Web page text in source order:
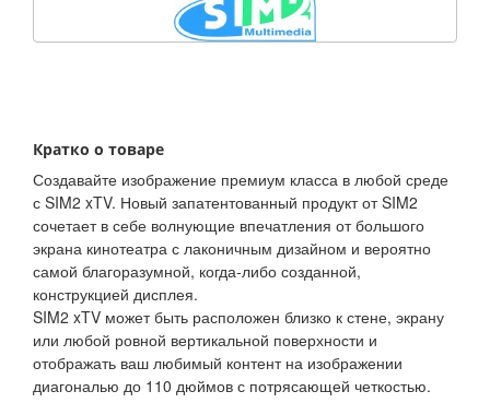
Кратко о товаре
Создавайте изображение премиум класса в любой среде
с SIM2 xTV. Новый запатентованный продукт от SIM2
сочетает в себе волнующие впечатления от большого
экрана кинотеатра с лаконичным дизайном и вероятно
самой благоразумной, когда-либо созданной,
конструкцией дисплея.
SIM2 xTV может быть расположен близко к стене, экрану
или любой ровной вертикальной поверхности и
отображать ваш любимый контент на изображении
диагональю до 110 дюймов с потрясающей четкостью.